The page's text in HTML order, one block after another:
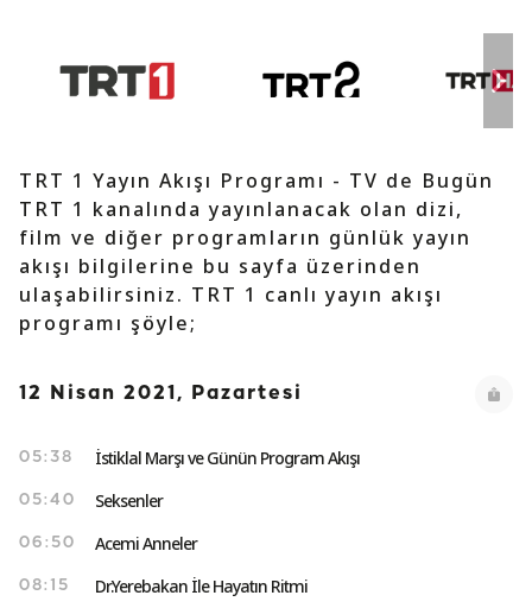
TRT 1 Yayın Akışı Programı - TV de Bugün
TRT 1 kanalında yayınlanacak olan dizi,
film ve diğer programların günlük yayın
akışı bilgilerine bu sayfa üzerinden
ulaşabilirsiniz. TRT 1 canlı yayın akışı
programı şöyle;
12 Nisan 2021, Pazartesi
05:38 İstiklal Marşı ve Günün Program Akışı
05:40 Seksenler
06:50 Acemi Anneler
08:15 Dr.Yerebakan İle Hayatın Ritmi